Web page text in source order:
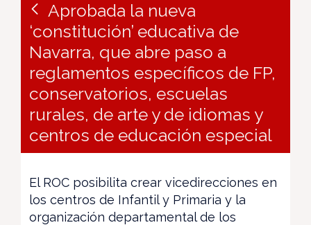
Aprobada la nueva
‘constitución’ educativa de
Navarra, que abre paso a
reglamentos específicos de FP,
conservatorios, escuelas
rurales, de arte y de idiomas y
centros de educación especial
El ROC posibilita crear vicedirecciones en
los centros de Infantil y Primaria y la
organización departamental de los